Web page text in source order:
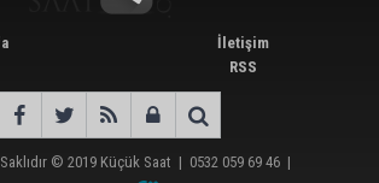
İletişim
RSS
© 2019 Küçük Saat | 0532 059 69 46 |